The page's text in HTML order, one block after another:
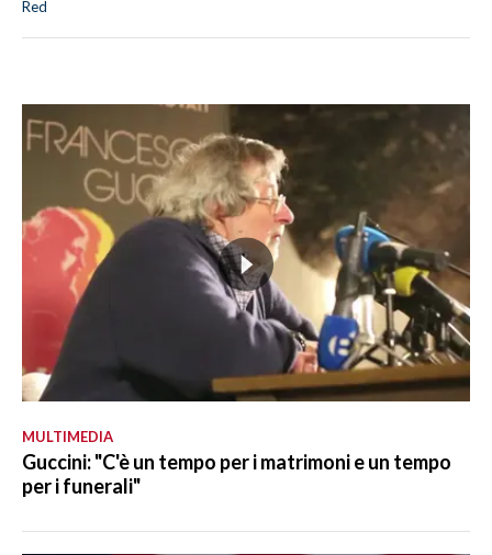
Red
MULTIMEDIA
Guccini: "C'è un tempo per i matrimoni e un tempo
per i funerali"